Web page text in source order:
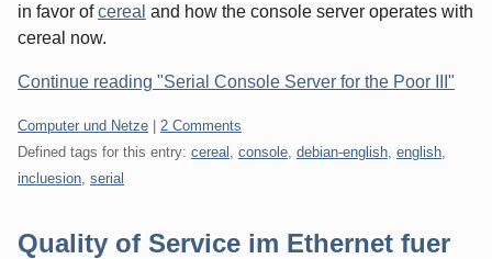
in favor ofcereal and how the console server operates with
cereal now.
Continue reading "Serial Console Server for the Poor III"
Categories:
Computer und Netze
2 Comments
Defined tags for this entry: cereal console debian-english english
incluesion serial
Quality of Service im Ethernet fuer